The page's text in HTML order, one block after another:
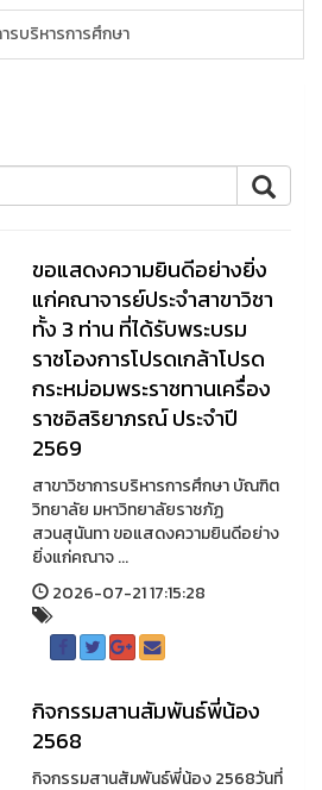
รบริหารการศึกษา
ขอแสดงความยินดีอย่างยิ่ง
แก่คณาจารย์ประจำสาขาวิชา
ทั้ง 3 ท่าน ที่ได้รับพระบรม
ราชโองการโปรดเกล้าโปรด
กระหม่อมพระราชทานเครื่อง
ราชอิสริยาภรณ์ ประจำปี
2569
สาขาวิชาการบริหารการศึกษา บัณฑิต
วิทยาลัย มหาวิทยาลัยราชภัฏ
สวนสุนันทา ขอแสดงความยินดีอย่าง
ยิ่งแก่คณาจ ...
2026-07-21 17:15:28
กิจกรรมสานสัมพันธ์พี่น้อง
2568
กิจกรรมสานสัมพันธ์พี่น้อง 2568วันที่